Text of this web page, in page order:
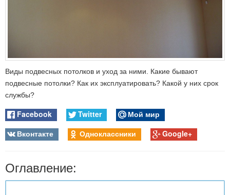
Виды подвесных потолков и уход за ними. Какие бывают
подвесные потолки? Как их эксплуатировать? Какой у них срок
службы?
Facebook Twitter
Мой мир
Вконтакте
Одноклассники Google+
Оглавление: